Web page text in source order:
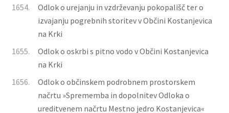
1654.
Odlok o urejanju in vzdrževanju pokopališč ter o
izvajanju pogrebnih storitev v Občini Kostanjevica
na Krki
1655.
Odlok o oskrbi s pitno vodo v Občini Kostanjevica
na Krki
1656.
Odlok o občinskem podrobnem prostorskem
načrtu »Sprememba in dopolnitev Odloka o
ureditvenem načrtu Mestno jedro Kostanjevica«